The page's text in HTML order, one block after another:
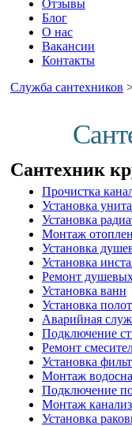
Отзывы
Блог
О нас
Вакансии
Контакты
Служба сантехников
Сантехник
Прочистка
Установка
Установка
Монтаж
Установка
Установка
Ремонт
Установка ванн
Установка
Аварийная
Подключение
Ремонт
Установка
Монтаж
Подключение
Монтаж
Установка